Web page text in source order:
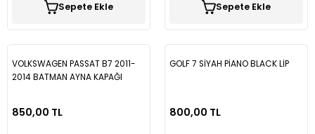
Touareg
Sepete Ekle Sepete Ekle
VOLKSWAGEN PASSAT B7 2011-
2014 BATMAN AYNA KAPAĞI
850,00 TL
GOLF 7 SİYAH PİANO BLACK LİP
800,00 TL